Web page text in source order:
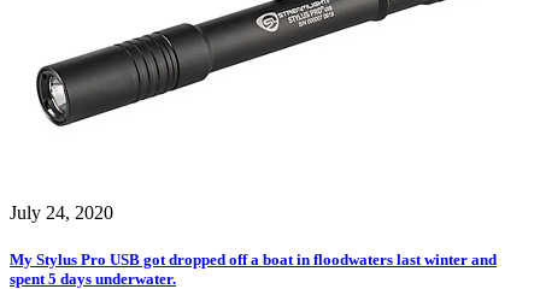
July 24, 2020
My Stylus Pro USB got dropped off a boat in floodwaters last winter and
spent 5 days underwater.